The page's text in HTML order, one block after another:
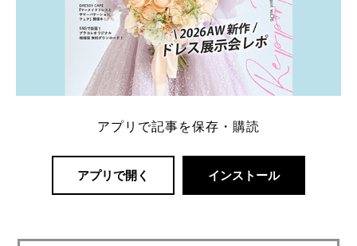
アプリで記事を保存・購読
アプリで開く インストール